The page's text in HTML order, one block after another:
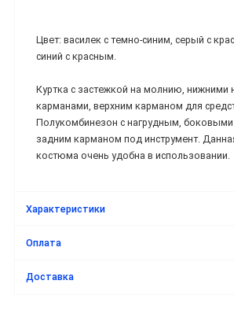
Цвет: василек с темно-синим, серый с
синий с красным.
Куртка с застежкой на молнию, нижними
карманами, верхним карманом для
Полукомбинезон с нагрудным,
задним карманом под инструмент.
костюма очень удобна в использовании.
Характеристики
Оплата
Доставка